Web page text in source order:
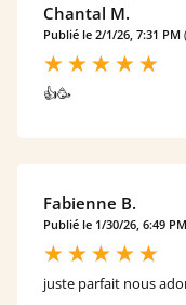
Chantal M.
Publié le 2/1/26, 7:31 PM
👍🥳
Fabienne B.
Publié le 1/30/26, 6:49 PM
juste parfait nous